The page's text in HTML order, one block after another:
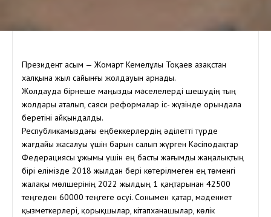
Президент Қасым — Жомарт Кемелұлы Тоқаев Қазақстан
халқына жыл сайынғы жолдауын арнады.
Жолдауда бірнеше маңызды мәселелерді шешудің тың
жолдары аталып, саяси реформалар іс- жүзінде орындала
беретіні айқындалды.
Республикамыздағы еңбеккерлердің әділетті түрде
жағдайы жасалуы үшін барын салып жүрген Кәсіподақтар
Федерациясы ұжымы үшін ең басты жағымды жаңалықтың
бірі елімізде 2018 жылдан бері көтерілмеген ең төменгі
жалақы мөлшерінің 2022 жылдың 1 қаңтарынан 42500
теңгеден 60000 теңгеге өсуі. Сонымен қатар, мәдениет
қызметкерлері, қорықшылар, кітапханашылар, көлік